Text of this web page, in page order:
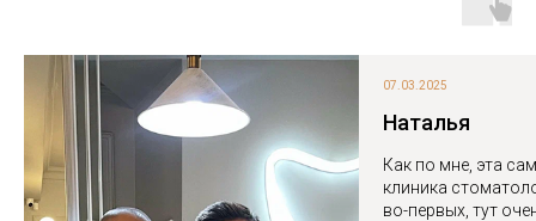
07.03.2025
Наталья
Как по мне, эта
клиника
во-первых, тут